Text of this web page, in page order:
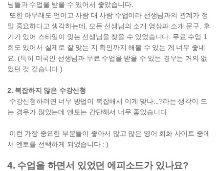
님들과 수업을 받을 수 있어서 좋았습니다.
또한 아무래도 언어고 사람 대 사람 수업이라 선생님과의 관계가 정
말 중요하다고 생각하는데, 모든 선생님의 소개 영상과 소개 문구, 후
기가 있어 스타일이 맞는 선생님을 찾을 수 있었습니다. 무료 수업 1
회도 있어서 실제로 잘 맞는 지 확인까지 해볼 수 있는 게 너무 좋네
요. (특히 미국인 선생님과 무료 수업을 받을 수 있는 경우는 거의 없
었던 것 같습니다.)
2. 복잡하지 않은 수강신청
수강신청하려면 너무 방법이 복잡해서 이게 맞나...?라는 생각이 드
는 경우가 많았는데 엔토는 간단해서 너무 좋았습니다.
이런 가장 중요한 부분들이 좋아서 많고 많은 영어 회화 사이트 중에
서 엔토를 선택하게 되었습니다 : )
4. 수업을 하면서 있었던 에피소드가 있나요?